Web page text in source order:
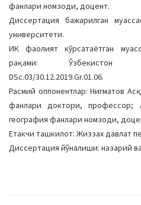
фанлари номзоди, доцент.
Диссертация бажарилган
университети.
ИК фаолият кўрсатаётган
рақами: Ўзбекистон
DSс.03/30.12.2019.Gr.01.06.
Расмий оппонентлар: Нигматов
фанлари доктори, профессор;
география фанлари номзоди,
Етакчи ташкилот: Жиззах давлат
Диссертация йўналиши: назарий